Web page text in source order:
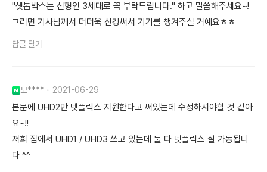
"셋톱박스는 신형인 3세대로 꼭 부탁드립니다." 하고 말씀해주세요~!
그러면 기사님께서 더더욱 신경써서 기기를 챙겨주실 거예요ㅎㅎ
답글 달기
모**** 2021-06-29
본문에 UHD2만 넷플릭스 지원한다고 써있는데 수정하셔야할 것 같아
요~!!
저희 집에서 UHD1 / UHD3 쓰고 있는데 둘 다 넷플릭스 잘 가동됩니
다 ^^